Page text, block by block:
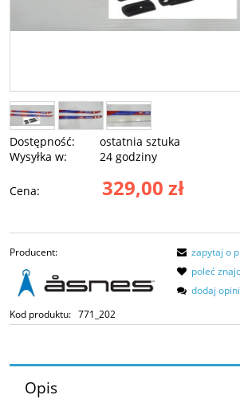
Dostępność:
ostatnia sztuka
Wysyłka w:
24 godziny
Cena: 329,00 zł
Producent:
Kod produktu: 771_202
zapytaj o
poleć
dodaj
Opis